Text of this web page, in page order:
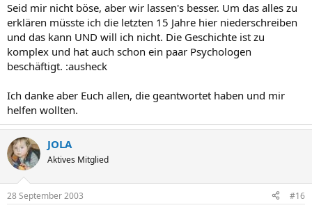
Seid mir nicht böse, aber wir lassen's besser. Um das alles zu
erklären müsste ich die letzten 15 Jahre hier niederschreiben
und das kann UND will ich nicht. Die Geschichte ist zu
komplex und hat auch schon ein paar Psychologen
beschäftigt. :ausheck
Ich danke aber Euch allen, die geantwortet haben und mir
helfen wollten.
JOLA
Aktives Mitglied
28 September 2003 #16